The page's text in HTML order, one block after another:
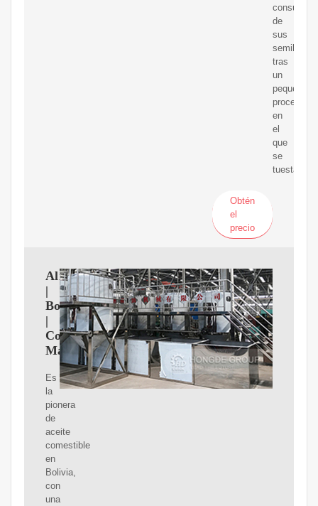
consumo
de
sus
semillas,
tras
un
pequeño
proceso
en
el
que
se
tuestan.
Obtén
el
precio
Alicorp
|
Bolivia
|
Consumo
Masivo
Es
la
pionera
de
aceite
comestible
en
Bolivia,
con
una